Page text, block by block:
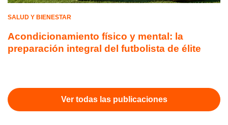
SALUD Y BIENESTAR
Acondicionamiento físico y mental: la
preparación integral del futbolista de élite
Ver todas las publicaciones